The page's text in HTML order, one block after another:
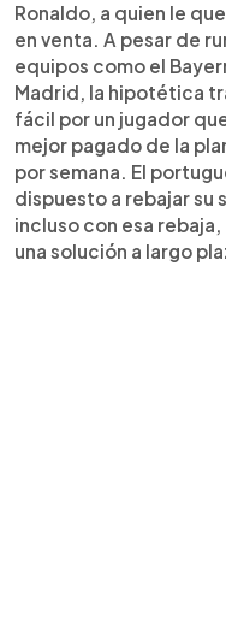
Ronaldo, a quien le
en venta. A pesar de
equipos como el
Madrid, la hipotética
fácil por un jugador
mejor pagado de la
por semana. El
dispuesto a rebajar su
incluso con esa
una solución a largo